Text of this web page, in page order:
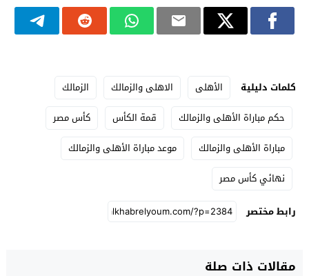
كلمات دليلية الأهلى الاهلى والزمالك
الزمالك
حكم مباراة الأهلى والزمالك
قمة الكأس
كأس مصر
مباراة الأهلى والزمالك
موعد مباراة الأهلى والزمالك
نهائي كأس مصر
رابط مختصر
مقالات ذات صلة